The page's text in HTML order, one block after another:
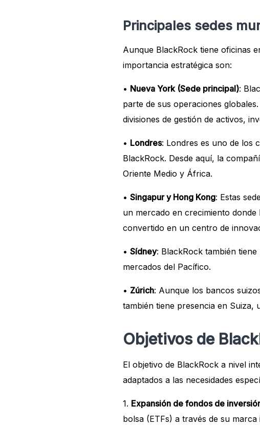
Principales sedes
Aunque BlackRock tiene oficinas
importancia estratégica son:
• Nueva York (Sede principal):
parte de sus operaciones
divisiones de gestión de activos,
• Londres: Londres es uno de los
BlackRock. Desde aquí, la
Oriente Medio y África.
• Singapur y Hong Kong: Estas
un mercado en crecimiento
convertido en un centro de
• Sídney: BlackRock también
mercados del Pacífico.
• Zúrich: Aunque los bancos
también tiene presencia en
Objetivos de
El objetivo de BlackRock a nivel
adaptados a las necesidades
1. Expansión de fondos de
bolsa (ETFs) a través de su